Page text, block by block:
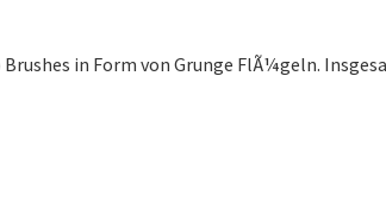
in Form von Grunge FlÃ¼geln.